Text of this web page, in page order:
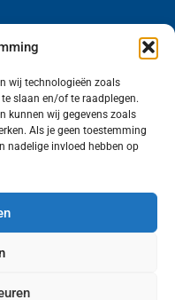
wij technologieën zoals
slaan en/of te raadplegen.
kunnen wij gegevens zoals
Als je geen toestemming
nadelige invloed hebben op
het nieuws
Met als hoofdplaats